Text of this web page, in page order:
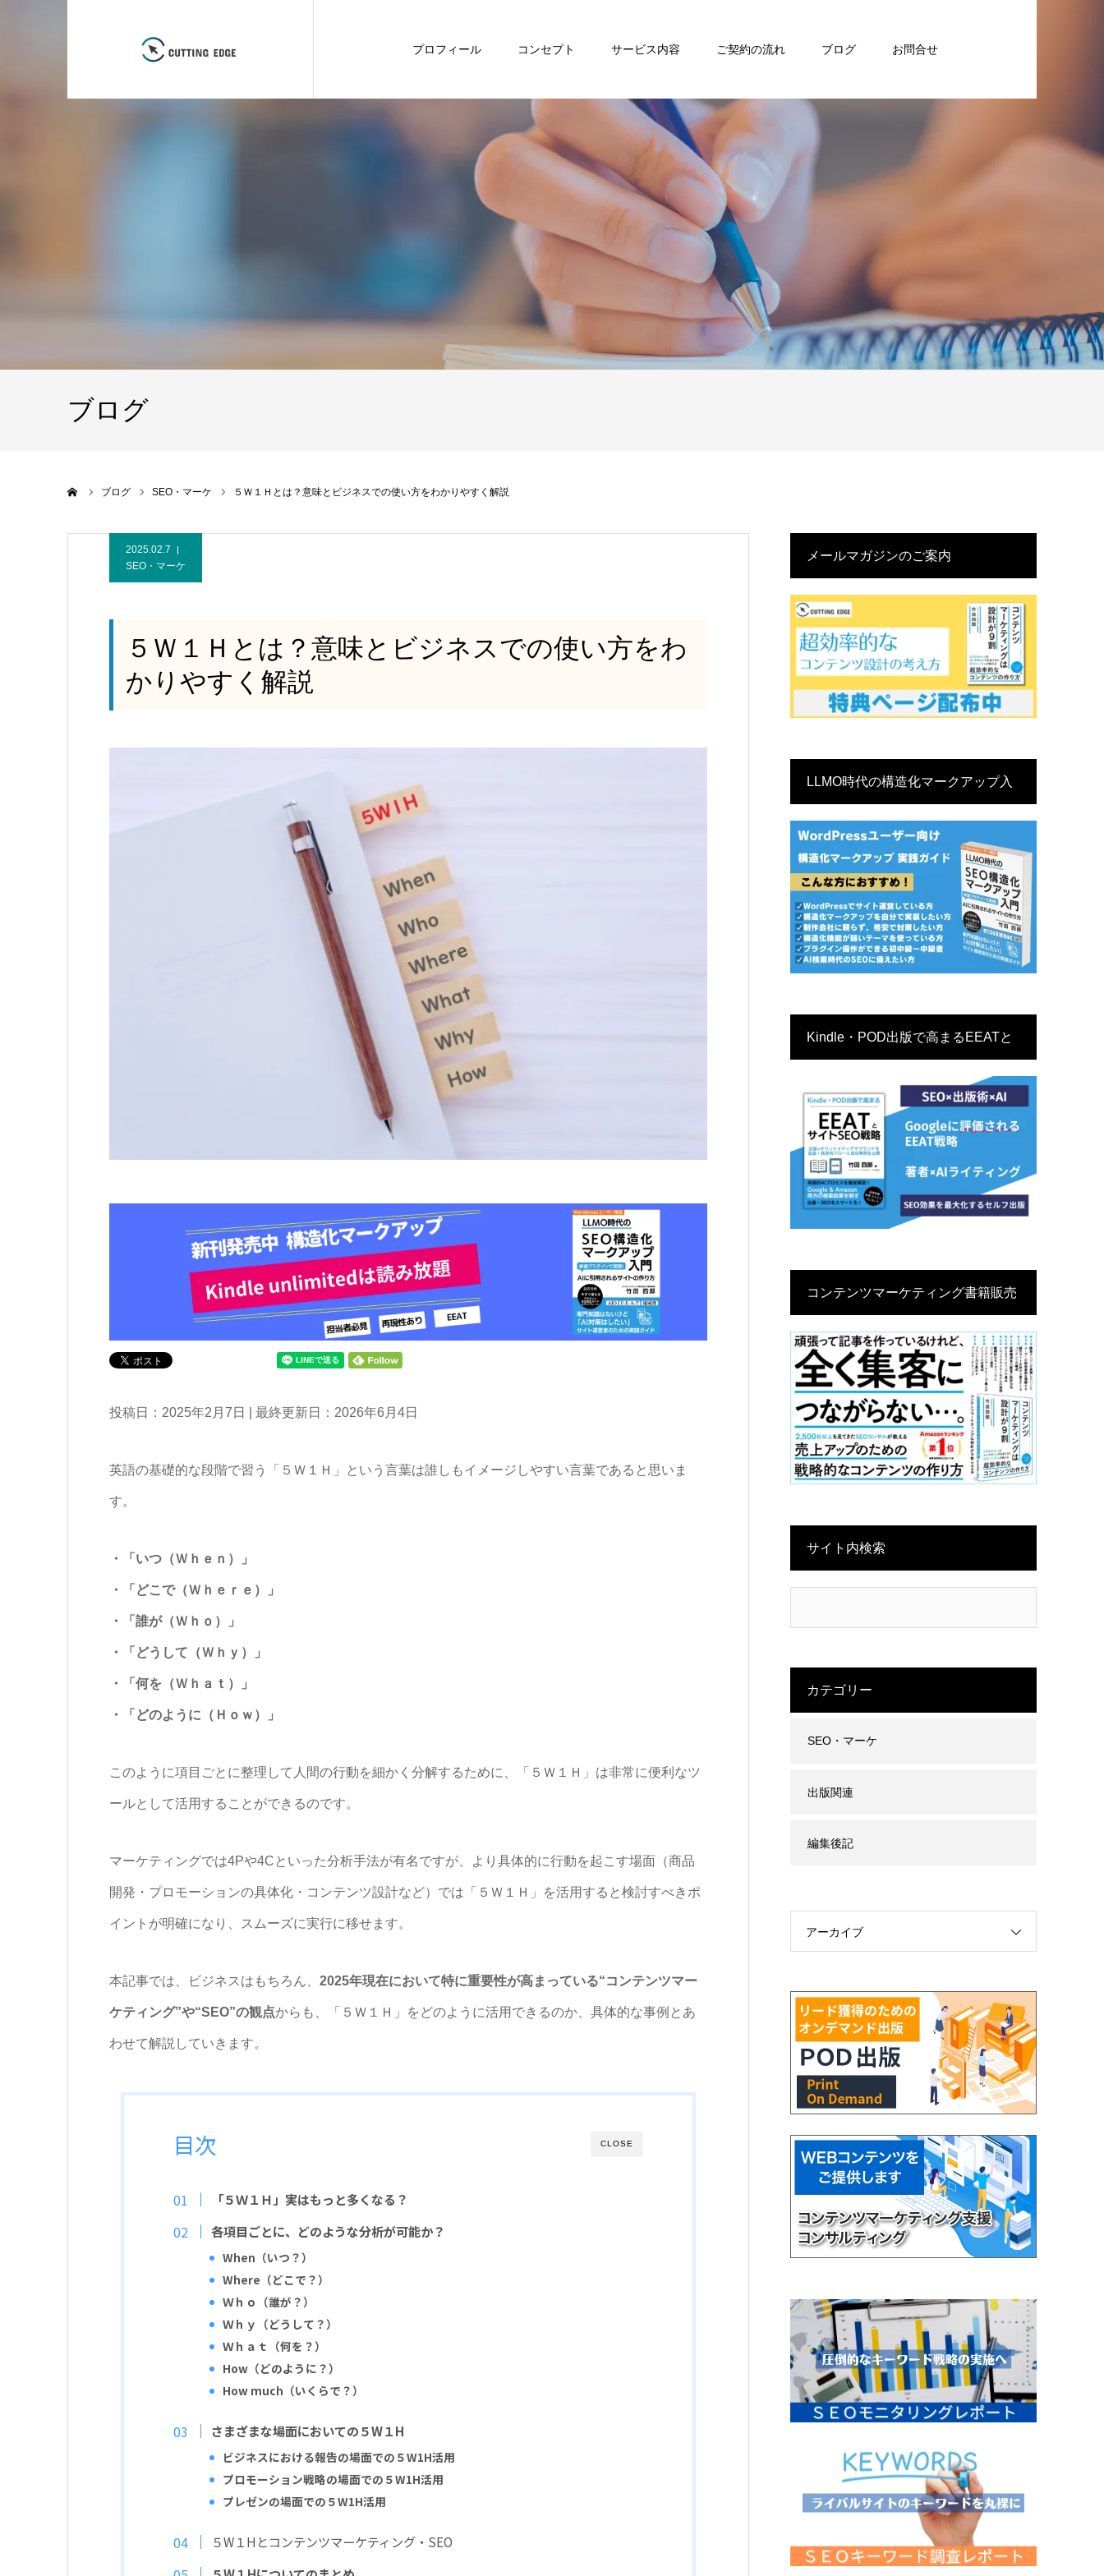
プロフィール コンセプト サービス内容 ご契約の流れ ブログ お問合せ
ブログ
ブログ SEO・マーケ ５Ｗ１Ｈとは？意味とビジネスでの使い方をわかりやすく解説
2025.02.7
SEO・マーケ
５Ｗ１Ｈとは？意味とビジネスでの使い方をわ
かりやすく解説
投稿日：2025年2月7日 | 最終更新日：2026年6月4日
英語の基礎的な段階で習う「５Ｗ１Ｈ」という言葉は誰しもイメージしやすい言葉であると思いま
す。
・「いつ（Ｗｈｅｎ）」
・「どこで（Ｗｈｅｒｅ）」
・「誰が（Ｗｈｏ）」
・「どうして（Ｗｈｙ）」
・「何を（Ｗｈａｔ）」
・「どのように（Ｈｏｗ）」
このように項目ごとに整理して人間の行動を細かく分解するために、「５Ｗ１Ｈ」は非常に便利なツ
ールとして活用することができるのです。
マーケティングでは4Pや4Cといった分析手法が有名ですが、より具体的に行動を起こす場面（商品
開発・プロモーションの具体化・コンテンツ設計など）では「５Ｗ１Ｈ」を活用すると検討すべきポ
イントが明確になり、スムーズに実行に移せます。
本記事では、ビジネスはもちろん、 2025年現在において特に重要性が高まっている“コンテンツマー
ケティング”や“SEO”の観点からも、「５Ｗ１Ｈ」をどのように活用できるのか、具体的な事例とあ
わせて解説していきます。
CLOSE
目次
「５Ｗ１Ｈ」実はもっと多くなる？
各項目ごとに、どのような分析が可能か？
When （いつ？）
Where（どこで？）
Ｗｈｏ（誰が？）
Ｗｈｙ（どうして？）
Ｗｈａｔ（何を？）
How（どのように？）
How much （いくらで？）
さまざまな場面においての５W１H
ビジネスにおける報告の場面での５W1H活用
プロモーション戦略の場面での５W1H活用
プレゼンの場面での５W1H活用
５W１Hとコンテンツマーケティング・SEO
メールマガジンのご案内
LLMO時代の構造化マークアップ入
Kindle・POD出版で高まるEEATと
コンテンツマーケティング書籍販売
中
サイト内検索
カテゴリー
SEO・マーケ
出版関連
編集後記
アーカイブ